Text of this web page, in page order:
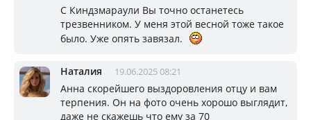
С Киндзмараули Вы точно останетесь
трезвенником. У меня этой весной тоже такое
было. Уже опять завязал.
Наталия 19.06.2025 08:21
Анна скорейшего выздоровления отцу и вам
терпения. Он на фото очень хорошо выглядит,
даже не скажешь что ему за 70